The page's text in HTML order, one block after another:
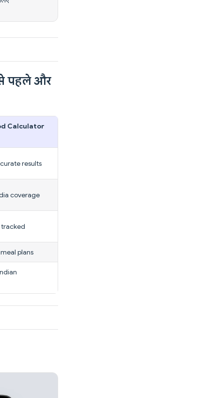
पहले और
Calculator
results
coverage
tracked
plans